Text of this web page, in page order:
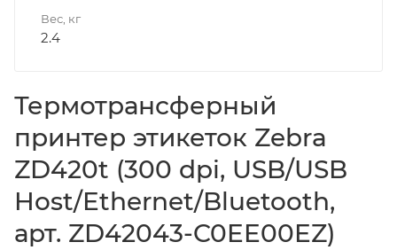
Вес, кг
2.4
Термотрансферный
принтер этикеток Zebra
ZD420t (300 dpi, USB/USB
Host/Ethernet/Bluetooth,
арт. ZD42043-C0EE00EZ)